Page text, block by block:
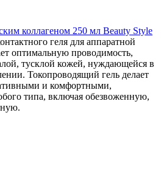
коллагеном 250 мл Beauty Style
геля для аппаратной
оптимальную проводимость,
тусклой кожей, нуждающейся в
Токопроводящий гель делает
и комфортными,
типа, включая обезвоженную,